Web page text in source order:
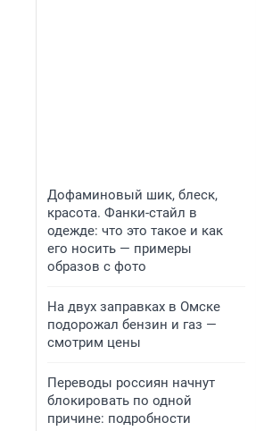
Дофаминовый шик, блеск,
красота. Фанки-стайл в
одежде: что это такое и как
его носить — примеры
образов с фото
На двух заправках в Омске
подорожал бензин и газ —
смотрим цены
Переводы россиян начнут
блокировать по одной
причине: подробности